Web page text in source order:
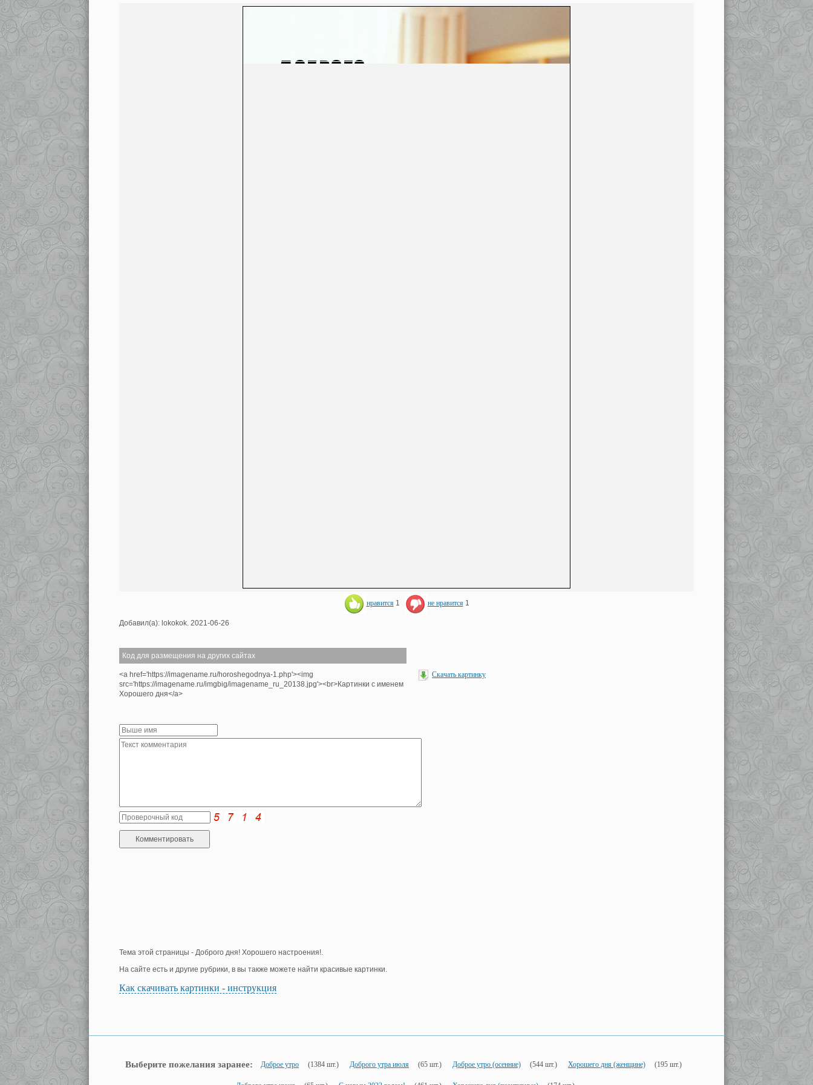
нравится 1 не нравится 1
Добавил(а): lokokok. 2021-06-26
Код для размещения на других сайтах
<a href='https://imagename.ru/horoshegodnya-1.php'><img
src='https://imagename.ru/imgbig/imagename_ru_20138.jpg'><br>Картинки с именем
Хорошего дня</a>
Скачать картинку
Тема этой страницы - Доброго дня! Хорошего настроения!.
На сайте есть и другие рубрики, в вы также можете найти красивые картинки.
Как скачивать картинки - инструкция
Выберите пожелания заранее: Доброе утро (1384 шт.) Доброго утра июля (65 шт.) Доброе утро (осенние) (544 шт.) Хорошего дня (женщине) (195 шт.)